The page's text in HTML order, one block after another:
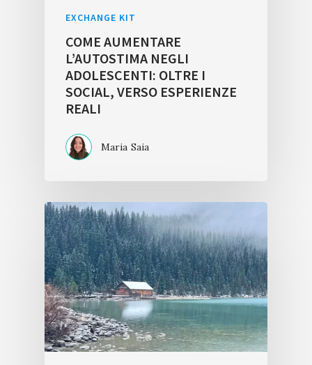
EXCHANGE KIT
COME AUMENTARE
L’AUTOSTIMA NEGLI
ADOLESCENTI: OLTRE I
SOCIAL, VERSO ESPERIENZE
REALI
Maria Saia